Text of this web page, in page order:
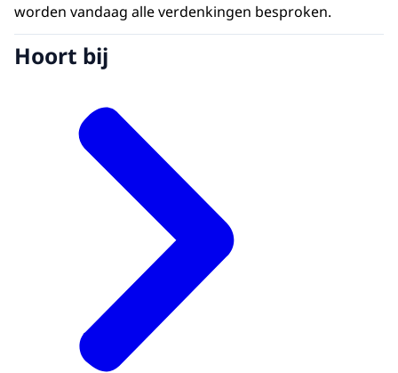
worden vandaag alle verdenkingen besproken.
Hoort bij